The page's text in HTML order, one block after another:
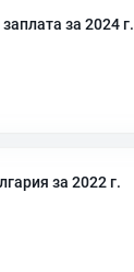
за 2024 г.
за 2022 г.